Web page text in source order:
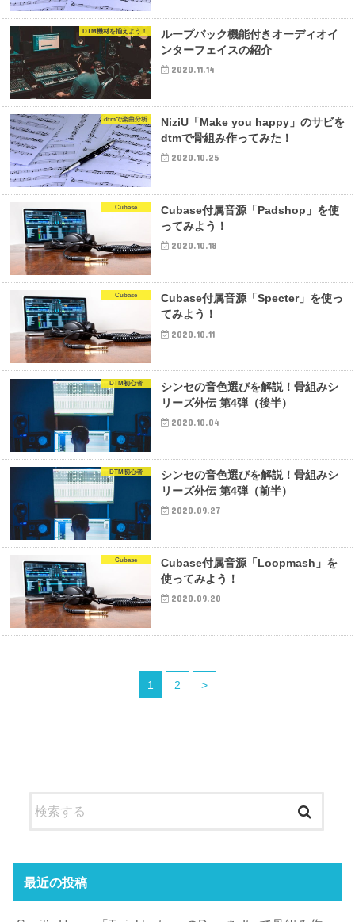
DTM機材を揃えよう！
ループバック機能付きオーディオイ
ンターフェイスの紹介
2020.11.14
dtmで楽曲分析
NiziU「Make you happy」のサビを
dtmで骨組み作ってみた！
2020.10.25
Cubase
Cubase付属音源「Padshop」を使
ってみよう！
2020.10.18
Cubase
Cubase付属音源「Specter」を使っ
てみよう！
2020.10.11
DTM初心者
シンセの音色選びを解説！骨組みシ
リーズ外伝 第4弾（後半）
2020.10.04
DTM初心者
シンセの音色選びを解説！骨組みシ
リーズ外伝 第4弾（前半）
2020.09.27
Cubase
Cubase付属音源「Loopmash」を
使ってみよう！
2020.09.20
1 2 >
最近の投稿